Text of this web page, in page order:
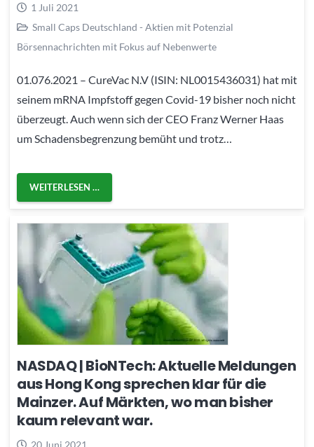
1 Juli 2021
Small Caps Deutschland - Aktien mit Potenzial
Börsennachrichten mit Fokus auf Nebenwerte
01.076.2021 – CureVac N.V (ISIN: NL0015436031) hat mit
seinem mRNA Impfstoff gegen Covid-19 bisher noch nicht
überzeugt. Auch wenn sich der CEO Franz Werner Haas
um Schadensbegrenzung bemüht und trotz…
WEITERLESEN …
NASDAQ | BioNTech: Aktuelle Meldungen
aus Hong Kong sprechen klar für die
Mainzer. Auf Märkten, wo man bisher
kaum relevant war.
20 Juni 2021